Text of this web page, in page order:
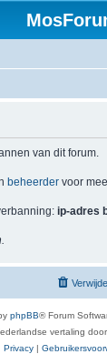
van dit forum.
beheerder voor
ip-adres
phpBB® Forum
vertaling door
Privacy |